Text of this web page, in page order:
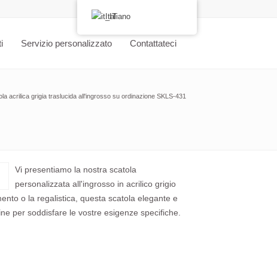
Servizio personalizzato Contattateci
acrilica grigia traslucida all'ingrosso su ordinazione SKLS-431
Vi presentiamo la nostra scatola
personalizzata all'ingrosso in acrilico grigio
o la regalistica, questa scatola elegante e
per soddisfare le vostre esigenze specifiche.
Italiano